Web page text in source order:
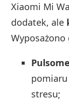
Xiaomi Mi
dodatek, ale
Wyposażono
stresu;